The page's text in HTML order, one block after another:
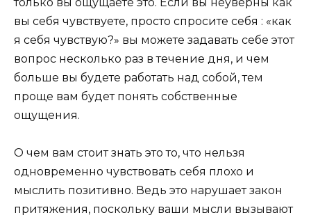
вы себя чувствуете, просто спросите себя : «как
я себя чувствую?» вы можете задавать себе этот
вопрос несколько раз в течение дня, и чем
больше вы будете работать над собой, тем
проще вам будет понять собственные
ощущения.
О чем вам стоит знать это то, что нельзя
одновременно чувствовать себя плохо и
мыслить позитивно. Ведь это нарушает закон
притяжения, поскольку ваши мысли вызывают